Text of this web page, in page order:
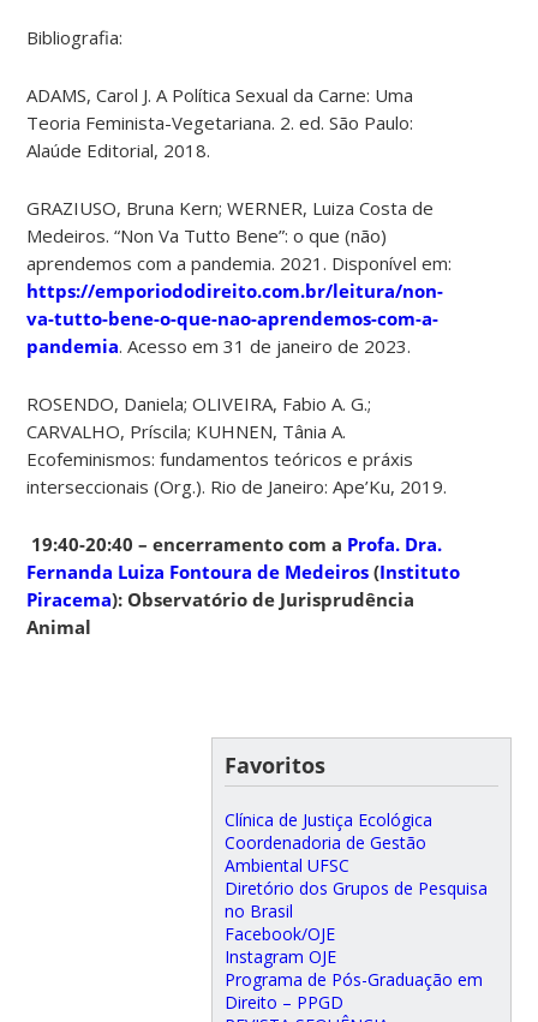
Bibliografia:
ADAMS, Carol J. A Política Sexual da Carne: Uma
Teoria Feminista-Vegetariana. 2. ed. São Paulo:
Alaúde Editorial, 2018.
GRAZIUSO, Bruna Kern; WERNER, Luiza Costa de
Medeiros. “Non Va Tutto Bene”: o que (não)
aprendemos com a pandemia. 2021. Disponível em:
https://emporiododireito.com.br/leitura/non-
va-tutto-bene-o-que-nao-aprendemos-com-a-
pandemia. Acesso em 31 de janeiro de 2023.
ROSENDO, Daniela; OLIVEIRA, Fabio A. G.;
CARVALHO, Príscila; KUHNEN, Tânia A.
Ecofeminismos: fundamentos teóricos e práxis
interseccionais (Org.). Rio de Janeiro: Ape’Ku, 2019.
19:40-20:40 – encerramento com a Profa. Dra.
Fernanda Luiza Fontoura de Medeiros(Instituto
Piracema): Observatório de Jurisprudência
Animal
Favoritos
Clínica de Justiça Ecológica
Coordenadoria de Gestão
Ambiental UFSC
Diretório dos Grupos de Pesquisa
no Brasil
Facebook/OJE
Instagram OJE
Programa de Pós-Graduação em
Direito – PPGD